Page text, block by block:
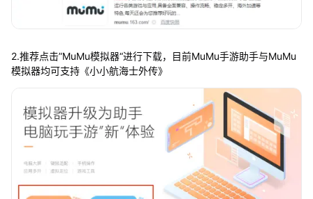
2.推荐点击”MuMu模拟器“进行下载，目前MuMu手游助手与MuMu
模拟器均可支持《小小航海士外传》